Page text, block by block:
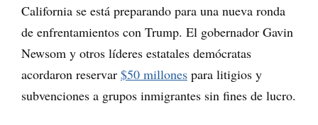
California se está preparando para una nueva ronda
de enfrentamientos con Trump. El gobernador Gavin
Newsom y otros líderes estatales demócratas
acordaron reservar $50 millones para litigios y
subvenciones a grupos inmigrantes sin fines de lucro.